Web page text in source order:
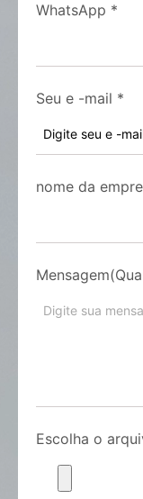
WhatsApp *
Seu e -mail *
nome da
Escolha o